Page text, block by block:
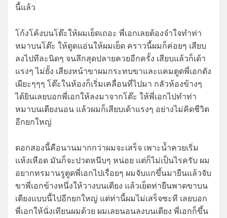
นี้แล้ว
โก้งโค้งบนโต๊ะให้ผมเย็ดเถอะ พี่เอกเลยต้องจำใจทำท่า
หมาบนโต๊ะ ให้ตูดแอ่นให้ผมเย็ด คราวนี้ผมก็ค่อยๆ เสียบ
ลงไปทีละนิดๆ จนลึกสุดปลายควยอีกครั้ง เสียบแล้วก็เด้า
แรงๆ ไม่ยั้ง เสียงหน้าขาผมกระทบขาและแคมตูดพี่เอกดัง
เผียะๆๆๆ โต๊ะในห้องก็เริ่มเคลื่อนที่ไปมา กลัวห้องข้างๆ
ได้ยินเลยบอกพี่เอกให้ลงมาจากโต๊ะ ให้พี่เอกไปทำท่า
หมาบนเตียงนอน แล้วผมก็เสียบเด้าแรงๆ อย่างไม่คิดชีวิต
อีกยกใหญ่
ดอกสองนี้คือนานมากกว่าผมจะเสร็จ เพาะน้ำควยเริ่ม
แห้งเหือด มันก็จะปวดหนึบๆ หน่อย แต่ก็ไม่เป็นไรครับ ผม
อยากทรมานรูตูดพี่เอกไปเรื่อยๆ ผมจับแกขึ้นมายืนแล้วจับ
ขาพี่เอกข้างหนึ่งให้วางบนเตียง แล้วเย็ดท่ายืนพาดขาบน
เตียงแบบนี้ไปอีกยกใหญ่ แต่ท่านี้ผมไม่เสร็จซะที เลยบอก
พี่เอกให้นั่งเทียนผมด้วย ผมเลยนอนลงบนเตียง พี่เอกก็ขึ้น